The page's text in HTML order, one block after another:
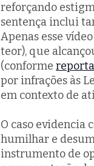
reforçando
sentença inclui
Apenas esse
teor), que
(conforme
por infrações às
em contexto de
O caso evidencia
humilhar e
instrumento de